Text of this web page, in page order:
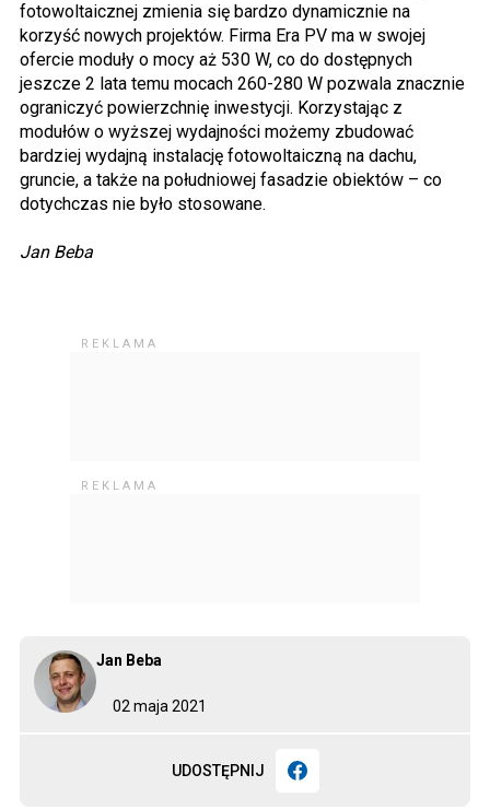
02 maja 2021
Jan Beba
UDOSTĘPNIJ
fotowoltaicznej zmienia się bardzo dynamicznie na
korzyść nowych projektów. Firma Era PV ma w swojej
ofercie moduły o mocy aż 530 W, co do dostępnych
jeszcze 2 lata temu mocach 260-280 W pozwala znacznie
ograniczyć powierzchnię inwestycji. Korzystając z
modułów o wyższej wydajności możemy zbudować
bardziej wydajną instalację fotowoltaiczną na dachu,
gruncie, a także na południowej fasadzie obiektów – co
dotychczas nie było stosowane.
Jan Beba